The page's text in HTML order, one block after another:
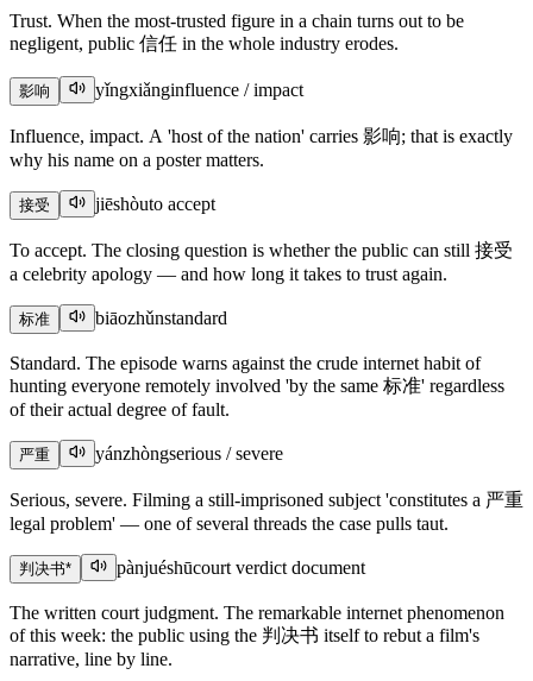
Trust. When the most-trusted figure in a chain turns out to be
negligent, public 信任 in the whole industry erodes.
影响 yǐngxiǎnginfluence / impact
Influence, impact. A 'host of the nation' carries 影响; that is exactly
why his name on a poster matters.
接受 jiēshòuto accept
To accept. The closing question is whether the public can still 接受
a celebrity apology — and how long it takes to trust again.
标准 biāozhǔnstandard
Standard. The episode warns against the crude internet habit of
hunting everyone remotely involved 'by the same 标准' regardless
of their actual degree of fault.
严重 yánzhòngserious / severe
Serious, severe. Filming a still-imprisoned subject 'constitutes a 严重
legal problem' — one of several threads the case pulls taut.
判决书* pànjuéshūcourt verdict document
The written court judgment. The remarkable internet phenomenon
of this week: the public using the 判决书 itself to rebut a film's
narrative, line by line.